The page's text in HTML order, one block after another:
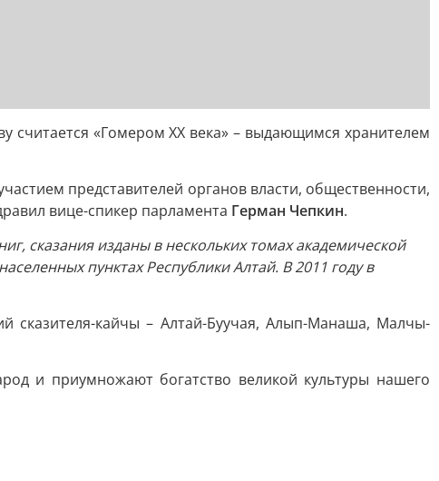
считается «Гомером XX века» – выдающимся хранителем
представителей органов власти, общественности,
вице-спикер парламента Герман Чепкин.
сказания изданы в нескольких томах академической
пунктах Республики Алтай. В 2011 году в
сказителя-кайчы – Алтай-Буучая, Алып-Манаша, Малчы-
и приумножают богатство великой культуры нашего